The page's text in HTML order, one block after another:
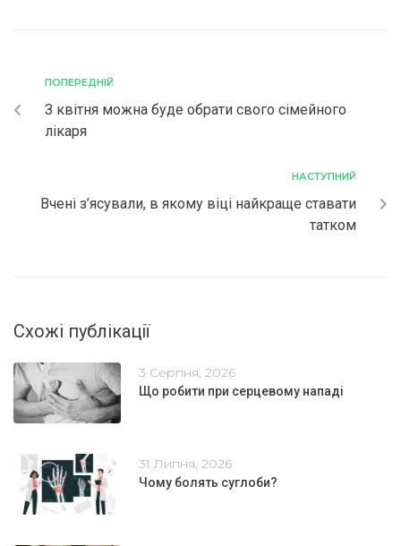
ПОПЕРЕДНІЙ
З квітня можна буде обрати свого сімейного
лікаря
НАСТУПНИЙ
Вчені з’ясували, в якому віці найкраще ставати
татком
Схожі публікації
3 Серпня, 2026
Що робити при серцевому нападі
31 Липня, 2026
Чому болять суглоби?